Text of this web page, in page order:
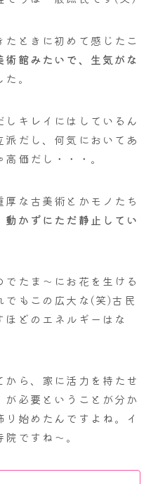
ときに初めて感じたこ
術館みたいで、生気がな
。
キレイにはしているん
だし、何気においてあ
価だし・・・。
な古美術とかモノたち
かずにただ静止してい
たま～にお花を生ける
でもこの広大な(笑)古民
どのエネルギーはな
ら、家に活力を持たせ
が必要ということが分か
始めたんですよね。イ
ですね～。